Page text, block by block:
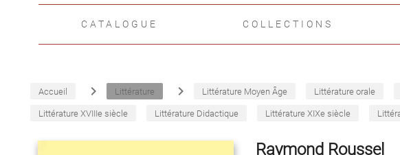
CATALOGUE COLLECTIONS
Accueil navigate_next Littérature navigate_next Littérature Moyen Âge Littérature orale
Littérature XVIIIe siècle Littérature Didactique Littérature XIXe siècle
Raymond Roussel